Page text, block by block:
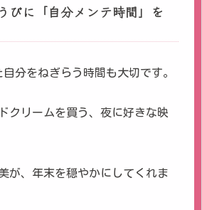
びに「自分メンテ時間」を
分をねぎらう時間も大切です。
クリームを買う、夜に好きな映
が、年末を穏やかにしてくれま